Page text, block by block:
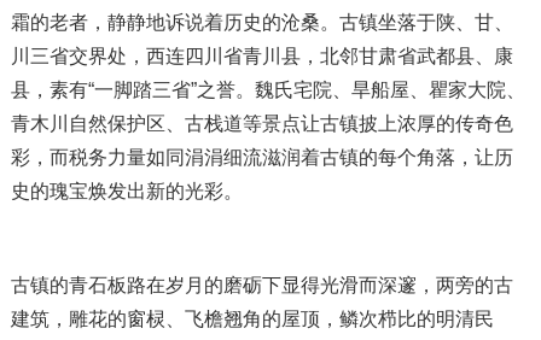
霜的老者，静静地诉说着历史的沧桑。古镇坐落于陕、甘、
川三省交界处，西连四川省青川县，北邻甘肃省武都县、康
县，素有“一脚踏三省”之誉。魏氏宅院、旱船屋、瞿家大院、
青木川自然保护区、古栈道等景点让古镇披上浓厚的传奇色
彩，而税务力量如同涓涓细流滋润着古镇的每个角落，让历
史的瑰宝焕发出新的光彩。
古镇的青石板路在岁月的磨砺下显得光滑而深邃，两旁的古
建筑，雕花的窗棂、飞檐翘角的屋顶，鳞次栉比的明清民